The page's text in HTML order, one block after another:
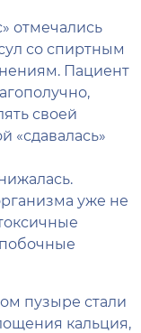
отмечались
со спиртным
Пациент
своей
«сдавалась»
уже не
пузыре стали
кальция,